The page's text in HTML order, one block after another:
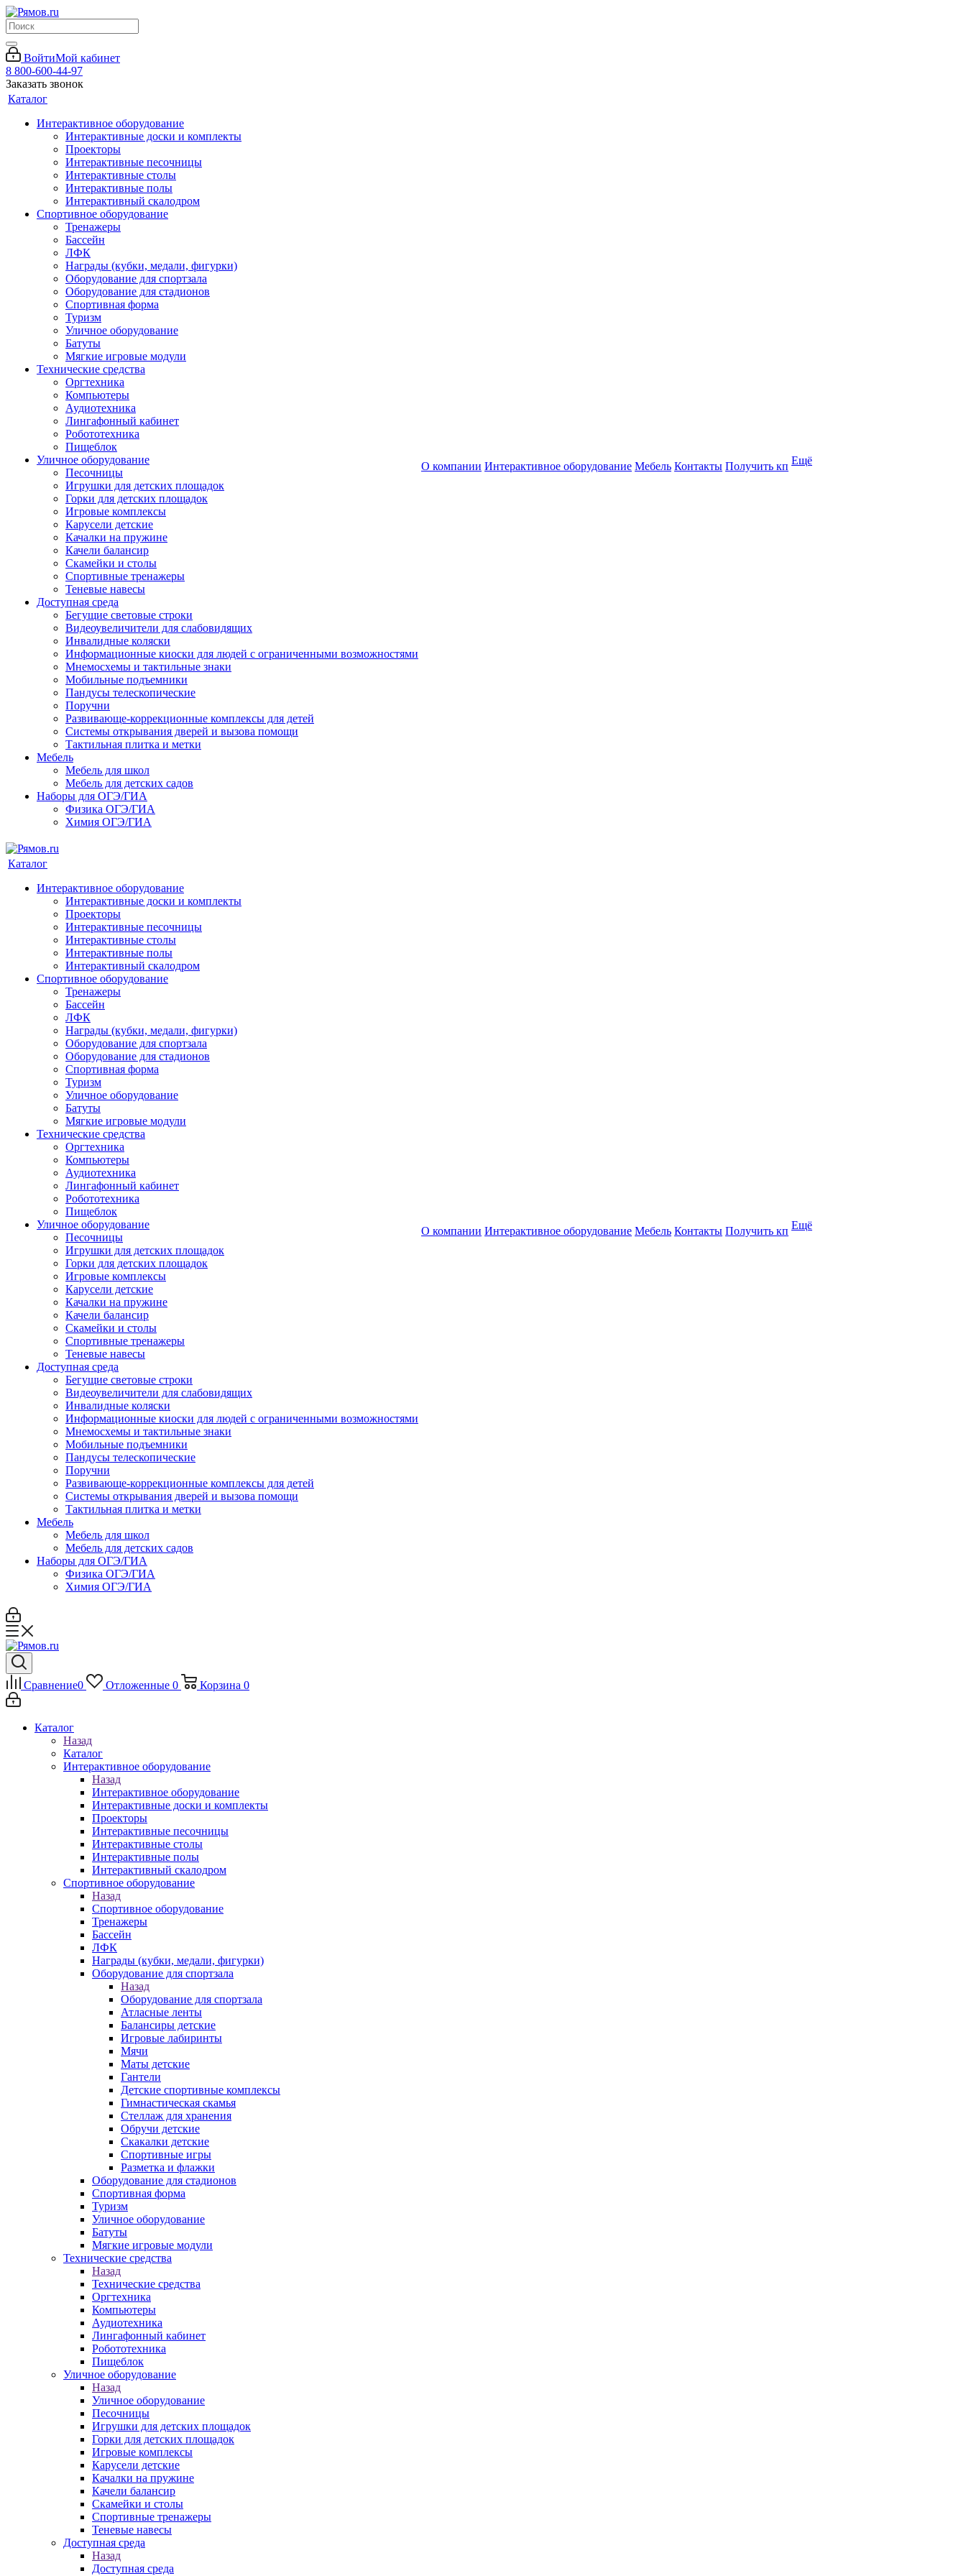
ВойтиМой кабинет
8 800-600-44-97
Заказать звонок
Каталог
Интерактивное оборудование
Интерактивные доски и комплекты
Проекторы
Интерактивные песочницы
Интерактивные столы
Интерактивные полы
Интерактивный скалодром
Спортивное оборудование
Тренажеры
Бассейн
ЛФК
Награды (кубки, медали, фигурки)
Оборудование для спортзала
Оборудование для стадионов
Спортивная форма
Туризм
Уличное оборудование
Батуты
Мягкие игровые модули
Технические средства
Оргтехника
Компьютеры
Аудиотехника
Лингафонный кабинет
Робототехника
Пищеблок
Уличное оборудование
Песочницы
Игрушки для детских площадок
Горки для детских площадок
Игровые комплексы
Карусели детские
Качалки на пружине
Качели балансир
Скамейки и столы
Спортивные тренажеры
Теневые навесы
Доступная среда
Бегущие световые строки
Видеоувеличители для слабовидящих
Инвалидные коляски
Информационные киоски для людей с ограниченными возможностями
Мнемосхемы и тактильные знаки
Мобильные подъемники
Пандусы телескопические
Поручни
Развивающе-коррекционные комплексы для детей
Системы открывания дверей и вызова помощи
Тактильная плитка и метки
Мебель
Мебель для школ
Мебель для детских садов
Наборы для ОГЭ/ГИА
Физика ОГЭ/ГИА
Химия ОГЭ/ГИА
О компании Интерактивное оборудование Мебель Контакты Получить кп Ещё
Каталог
Интерактивное оборудование
Интерактивные доски и комплекты
Проекторы
Интерактивные песочницы
Интерактивные столы
Интерактивные полы
Интерактивный скалодром
Спортивное оборудование
Тренажеры
Бассейн
ЛФК
Награды (кубки, медали, фигурки)
Оборудование для спортзала
Оборудование для стадионов
Спортивная форма
Туризм
Уличное оборудование
Батуты
Мягкие игровые модули
Технические средства
Оргтехника
Компьютеры
Аудиотехника
Лингафонный кабинет
Робототехника
Пищеблок
Уличное оборудование
Песочницы
Игрушки для детских площадок
Горки для детских площадок
Игровые комплексы
Карусели детские
Качалки на пружине
Качели балансир
Скамейки и столы
Спортивные тренажеры
Теневые навесы
Доступная среда
Бегущие световые строки
Видеоувеличители для слабовидящих
Инвалидные коляски
Информационные киоски для людей с ограниченными возможностями
Мнемосхемы и тактильные знаки
Мобильные подъемники
Пандусы телескопические
Поручни
Развивающе-коррекционные комплексы для детей
Системы открывания дверей и вызова помощи
Тактильная плитка и метки
Мебель
Мебель для школ
Мебель для детских садов
Наборы для ОГЭ/ГИА
Физика ОГЭ/ГИА
Химия ОГЭ/ГИА
О компании Интерактивное оборудование Мебель Контакты Получить кп Ещё
Сравнение0 Отложенные 0 Корзина 0
Каталог
Назад
Каталог
Интерактивное оборудование
Назад
Интерактивное оборудование
Интерактивные доски и комплекты
Проекторы
Интерактивные песочницы
Интерактивные столы
Интерактивные полы
Интерактивный скалодром
Спортивное оборудование
Назад
Спортивное оборудование
Тренажеры
Бассейн
ЛФК
Награды (кубки, медали, фигурки)
Оборудование для спортзала
Назад
Оборудование для спортзала
Атласные ленты
Балансиры детские
Игровые лабиринты
Мячи
Маты детские
Гантели
Детские спортивные комплексы
Гимнастическая скамья
Стеллаж для хранения
Обручи детские
Скакалки детские
Спортивные игры
Разметка и флажки
Оборудование для стадионов
Спортивная форма
Туризм
Уличное оборудование
Батуты
Мягкие игровые модули
Технические средства
Назад
Технические средства
Оргтехника
Компьютеры
Аудиотехника
Лингафонный кабинет
Робототехника
Пищеблок
Уличное оборудование
Назад
Уличное оборудование
Песочницы
Игрушки для детских площадок
Горки для детских площадок
Игровые комплексы
Карусели детские
Качалки на пружине
Качели балансир
Скамейки и столы
Спортивные тренажеры
Теневые навесы
Доступная среда
Назад
Доступная среда